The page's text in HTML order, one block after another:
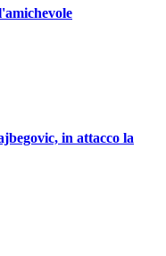
in attacco la